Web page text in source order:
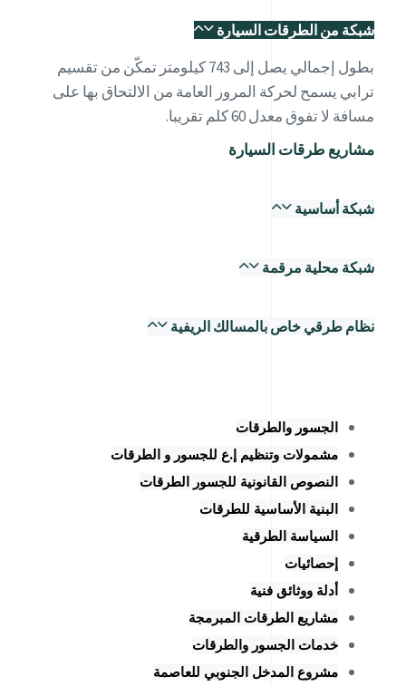
الجسور والطرقات
مشمولات وتنظيم إ.ع للجسور و الطرقات
النصوص القانونية للجسور الطرقات
البنية الأساسية للطرقات
السياسة الطرقية
إحصائيات
أدلة ووثائق فنية
مشاريع الطرقات المبرمجة
خدمات الجسور والطرقات
مشروع المدخل الجنوبي للعاصمة
شبكة من الطرقات السيارة
بطول إجمالي يصل إلى 743 كيلومتر تمكّن من تقسيم
ترابي يسمح لحركة المرور العامة من الالتحاق بها على
مسافة لا تفوق معدل 60 كلم تقريبا.
مشاريع طرقات السيارة
شبكة أساسية
شبكة محلية مرقمة
نظام طرقي خاص بالمسالك الريفية